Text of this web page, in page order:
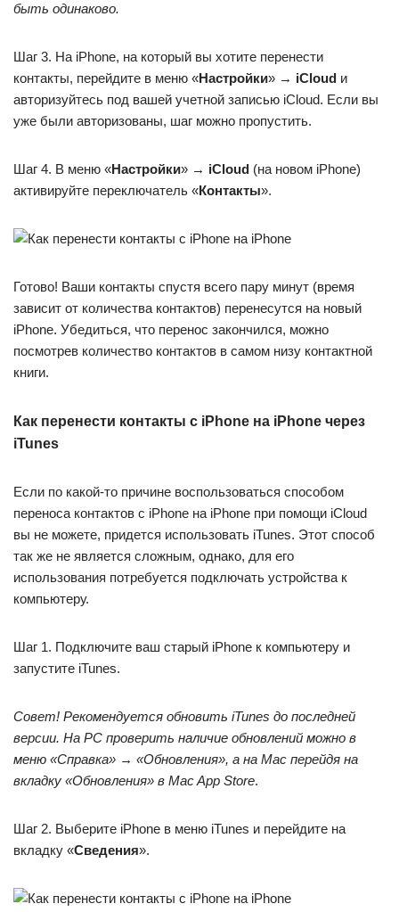
быть одинаково.
Шаг 3. На iPhone, на который вы хотите перенести
контакты, перейдите в меню «Настройки» → iCloud и
авторизуйтесь под вашей учетной записью iCloud. Если вы
уже были авторизованы, шаг можно пропустить.
Шаг 4. В меню «Настройки» → iCloud (на новом iPhone)
активируйте переключатель «Контакты».
Готово! Ваши контакты спустя всего пару минут (время
зависит от количества контактов) перенесутся на новый
iPhone. Убедиться, что перенос закончился, можно
посмотрев количество контактов в самом низу контактной
книги.
Как перенести контакты с iPhone на iPhone через
iTunes
Если по какой-то причине воспользоваться способом
переноса контактов с iPhone на iPhone при помощи iCloud
вы не можете, придется использовать iTunes. Этот способ
так же не является сложным, однако, для его
использования потребуется подключать устройства к
компьютеру.
Шаг 1. Подключите ваш старый iPhone к компьютеру и
запустите iTunes.
Совет! Рекомендуется обновить iTunes до последней
версии. На PC проверить наличие обновлений можно в
меню «Справка» → «Обновления», а на Mac перейдя на
вкладку «Обновления» в Mac App Store.
Шаг 2. Выберите iPhone в меню iTunes и перейдите на
вкладку «Сведения».